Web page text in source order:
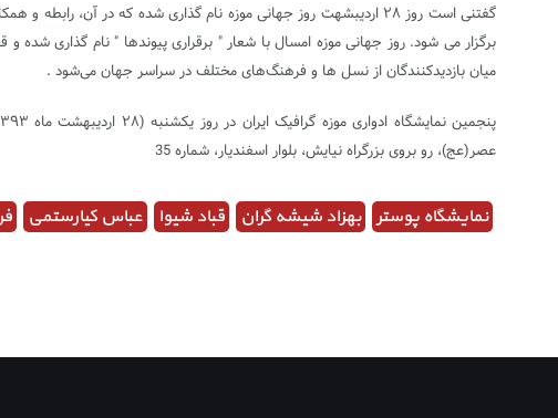
گفتنی است روز ۲۸ اردیبشهت روز جهانی موزه نام گذاری شده که در
برگزار می شود. روز جهانی موزه‌ امسال با شعار " برقراری پیوندها " نام گذاری
میان بازدیدکنندگان از نسل ها و فرهنگ‌های مختلف در سراسر جهان می‌شود .
عصر(عج)، رو بروی بزرگراه نیایش، بلوار اسفندیار، شماره 35
نمایشگاه پوستر بهزاد شیشه­ گران قباد شیوا عباس کیارستمی